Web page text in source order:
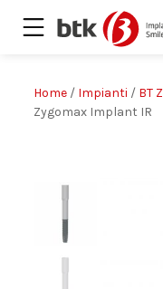
Home / Impianti / BT
Zygomax Implant IR